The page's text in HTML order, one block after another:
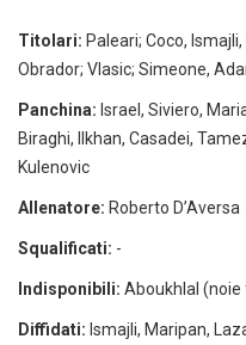
Titolari: Paleari; Coco,
Obrador; Vlasic; Simeone,
Panchina: Israel, Siviero,
Biraghi, Ilkhan, Casadei,
Kulenovic
Allenatore: Roberto D’Aversa
Squalificati: -
Indisponibili: Aboukhlal (noie
Diffidati: Ismajli, Maripan,